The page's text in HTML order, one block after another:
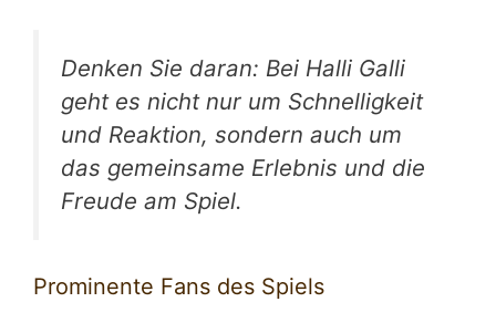
Denken Sie daran: Bei Halli Galli
geht es nicht nur um Schnelligkeit
und Reaktion, sondern auch um
das gemeinsame Erlebnis und die
Freude am Spiel.
Prominente Fans des Spiels